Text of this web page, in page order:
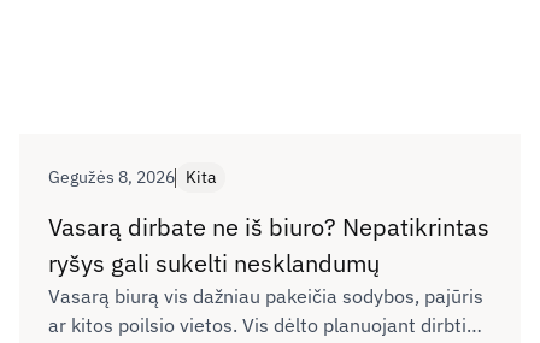
Gegužės 8, 2026 Kita
Vasarą dirbate ne iš biuro? Nepatikrintas
ryšys gali sukelti nesklandumų
Vasarą biurą vis dažniau pakeičia sodybos, pajūris
ar kitos poilsio vietos. Vis dėlto planuojant dirbti